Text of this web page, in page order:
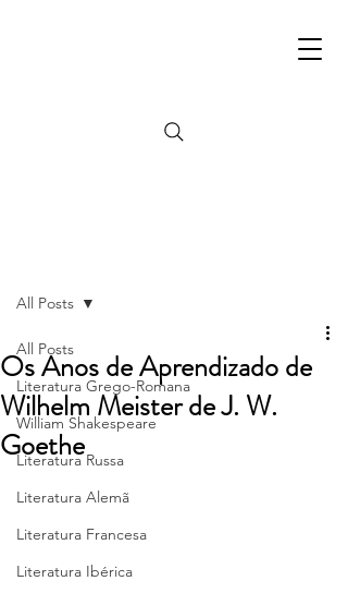
All Posts
Literatura Grego-Romana
William Shakespeare
Literatura Russa
Literatura Alemã
Literatura Francesa
Literatura Ibérica
All Posts
Os Anos de Aprendizado de
Wilhelm Meister de J. W.
Goethe